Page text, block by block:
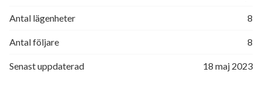
Antal lägenheter 8
Antal följare 8
Senast uppdaterad 18 maj 2023